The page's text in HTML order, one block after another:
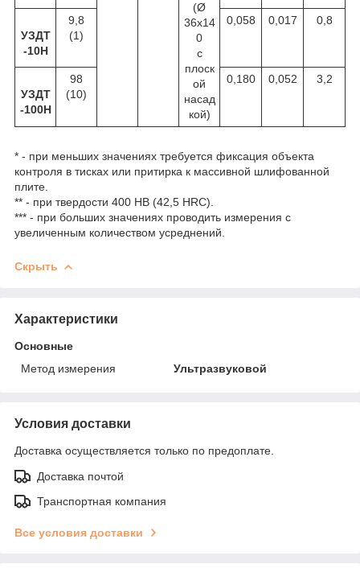
(Ø
36x14
0
с
плоск
ой
насад
кой)
УЗДТ
-10Н
9,8
(1)
0,058 0,017 0,8
УЗДТ
-100Н
98
(10)
0,180 0,052 3,2
* - при меньших значениях требуется фиксация объекта
контроля в тисках или притирка к массивной шлифованной
плите.
** - при твердости 400 НВ (42,5 HRC).
*** - при больших значениях проводить измерения с
увеличенным количеством усреднений.
Скрыть
Характеристики
Основные
Метод измерения
Ультразвуковой
Условия доставки
Доставка осуществляется только по предоплате.
Доставка почтой
Транспортная компания
Все условия доставки